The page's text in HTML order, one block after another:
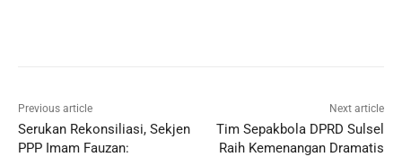
Previous article
Serukan Rekonsiliasi, Sekjen
PPP Imam Fauzan:
Next article
Tim Sepakbola DPRD Sulsel
Raih Kemenangan Dramatis